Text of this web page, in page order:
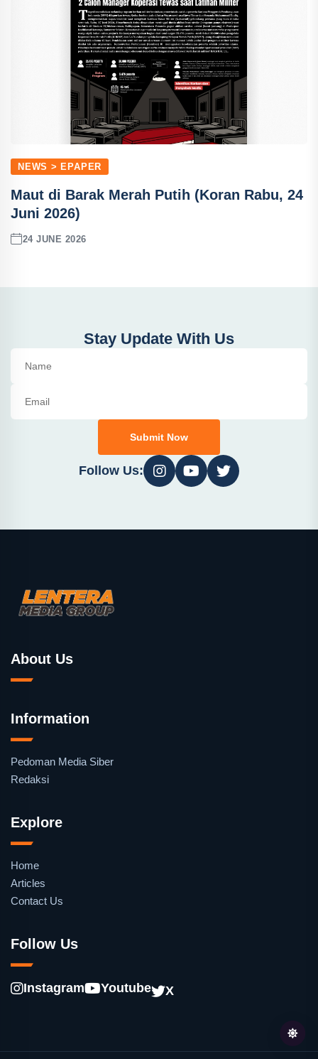
NEWS > EPAPER
Maut di Barak Merah Putih (Koran Rabu, 24
Juni 2026)
24 JUNE 2026
Stay Update With Us
Submit Now
Follow Us:
About Us
Information
Pedoman Media Siber
Redaksi
Explore
Home
Articles
Contact Us
Follow Us
Instagram Youtube X